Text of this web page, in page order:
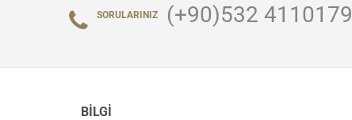
SORULARINIZ (+90)532 4110179
BILGI